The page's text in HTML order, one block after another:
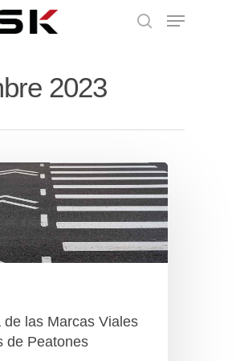
2023
de las Marcas Viales
de Peatones